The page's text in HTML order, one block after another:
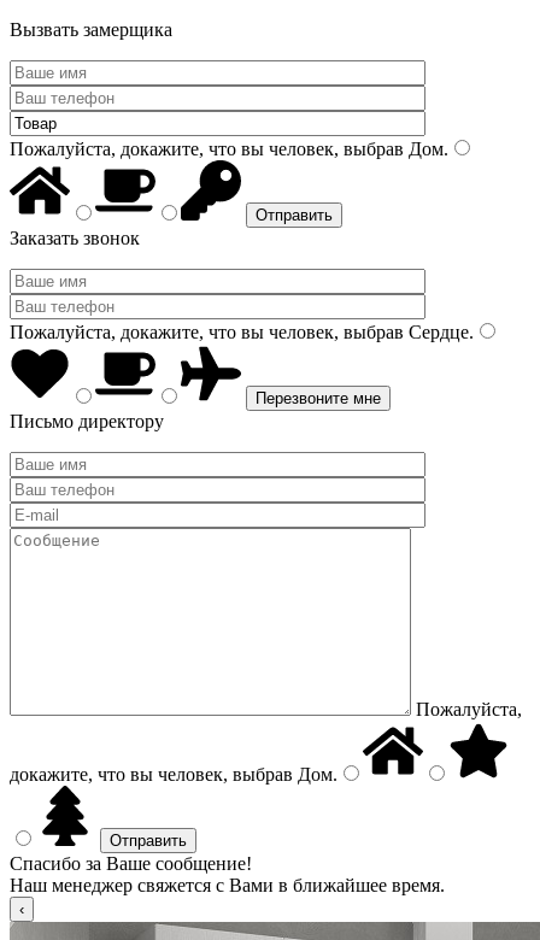
Вызвать замерщика
Пожалуйста, докажите, что вы человек, выбрав Дом.
Заказать звонок
Пожалуйста, докажите, что вы человек, выбрав Сердце.
Письмо директору
Пожалуйста,
докажите, что вы человек, выбрав Дом.
Спасибо за Ваше сообщение!
Наш менеджер свяжется с Вами в ближайшее время.